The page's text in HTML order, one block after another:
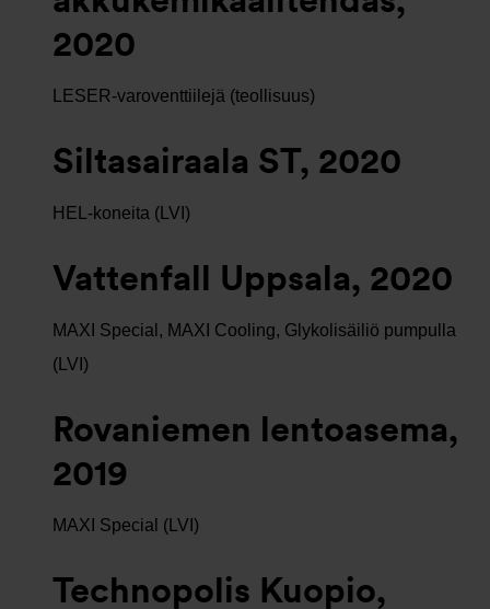
2020
LESER-varoventtiilejä (teollisuus)
Siltasairaala ST, 2020
HEL-koneita (LVI)
Vattenfall Uppsala, 2020
MAXI Special, MAXI Cooling, Glykolisäiliö pumpulla
(LVI)
Rovaniemen lentoasema,
2019
MAXI Special (LVI)
Technopolis Kuopio,